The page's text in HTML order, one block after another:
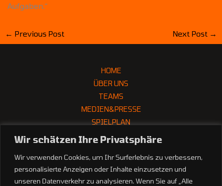
Wir schätzen Ihre Privatsphäre
Wir verwenden Cookies, um Ihr Surferlebnis zu verbessern,
personalisierte Anzeigen oder Inhalte einzusetzen und
unseren Datenverkehr zu analysieren. Wenn Sie auf „Alle
Aufgaben.“
← Previous Post Next Post →
HOME
ÜBER UNS
TEAMS
MEDIEN&PRESSE
SPIELPLAN
PARTNER